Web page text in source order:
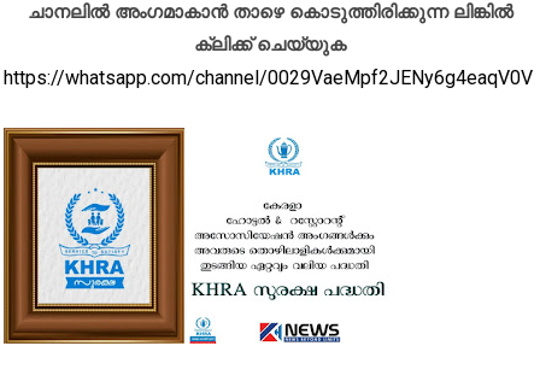
ചാനലിൽ അംഗമാകാൻ താഴെ കൊടുത്തിരിക്കുന്ന ലിങ്കിൽ
ക്ലിക്ക് ചെയ്യുക
https://whatsapp.com/channel/0029VaeMpf2JENy6g4eaqV0V